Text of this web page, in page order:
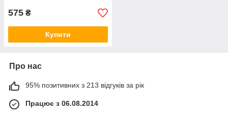
575 ₴
Купити
Про нас
95% позитивних з 213 відгуків за рік
Працює з 06.08.2014